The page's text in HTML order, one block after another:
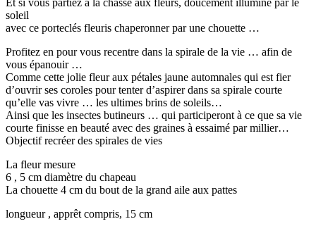
Et si vous partiez à la chasse aux fleurs, doucement illuminé par le
soleil
avec ce porteclés fleuris chaperonner par une chouette …
Profitez en pour vous recentre dans la spirale de la vie … afin de
vous épanouir …
Comme cette jolie fleur aux pétales jaune automnales qui est fier
d’ouvrir ses coroles pour tenter d’aspirer dans sa spirale courte
qu’elle vas vivre … les ultimes brins de soleils…
Ainsi que les insectes butineurs … qui participeront à ce que sa vie
courte finisse en beauté avec des graines à essaimé par millier…
Objectif recréer des spirales de vies
La fleur mesure
6 , 5 cm diamètre du chapeau
La chouette 4 cm du bout de la grand aile aux pattes
longueur , apprêt compris, 15 cm